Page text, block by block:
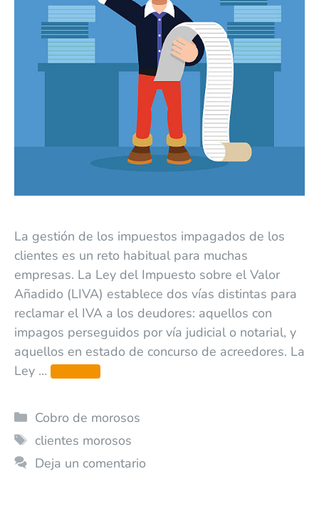
La gestión de los impuestos impagados de los
clientes es un reto habitual para muchas
empresas. La Ley del Impuesto sobre el Valor
Añadido (LIVA) establece dos vías distintas para
reclamar el IVA a los deudores: aquellos con
impagos perseguidos por vía judicial o notarial, y
aquellos en estado de concurso de acreedores. La
Ley … Leer más
Cobro de morosos
clientes morosos
Deja un comentario